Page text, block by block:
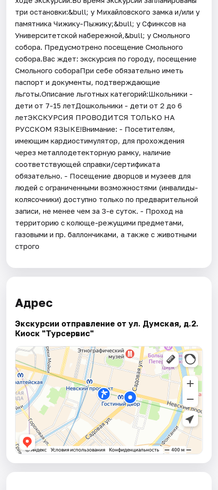
три остановки:&bull; у Михайловского замка и/или у
памятника Чижику-Пыжику;&bull; у Сфинксов на
Университетской набережной,&bull; у Смольного
собора. Предусмотрено посещение Смольного
собора.Вас ждет: экскурсия по городу, посещение
Смольного собораПри себе обязательно иметь
паспорт и документы, подтверждающие
льготы.Описание льготных категорий:Школьники -
дети от 7-15 летДошкольники - дети от 2 до 6
летЭКСКУРСИЯ ПРОВОДИТСЯ ТОЛЬКО НА
РУССКОМ ЯЗЫКЕ!Внимание: - Посетителям,
имеющим кардиостимулятор, для прохождения
через металлодетекторную рамку, наличие
соответствующей справки/сертификата
обязательно. - Посещение дворцов и музеев для
людей с ограниченными возможностями (инвалиды-
колясочники) доступно только по предварительной
записи, не менее чем за 3-е суток. - Проход на
территорию с колюще-режущими предметами,
газовыми и пр. баллончиками, а также с животными
строго
Адрес
Экскурсии отправление от ул. Думская, д.2.
Киоск "Турсервис"